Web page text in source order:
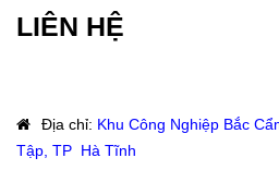
LIÊN HỆ
Địa chỉ: Khu Công Nghiệp Bắc
Tập, TP Hà Tĩnh